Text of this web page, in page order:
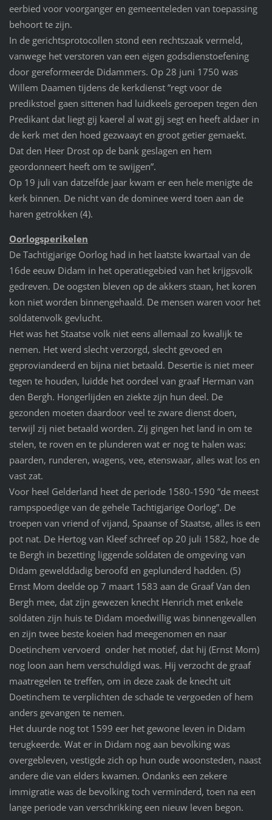
eerbied voor voorganger en gemeenteleden van toepassing
behoort te zijn.
In de gerichtsprotocollen stond een rechtszaak vermeld,
vanwege het verstoren van een eigen godsdienstoefening
door gereformeerde Didammers. Op 28 juni 1750 was
Willem Daamen tijdens de kerkdienst ”regt voor de
predikstoel gaen sittenen had luidkeels geroepen tegen den
Predikant dat liegt gij kaerel al wat gij segt en heeft aldaer in
de kerk met den hoed gezwaayt en groot getier gemaekt.
Dat den Heer Drost op de bank geslagen en hem
geordonneert heeft om te swijgen”.
Op 19 juli van datzelfde jaar kwam er een hele menigte de
kerk binnen. De nicht van de dominee werd toen aan de
haren getrokken (4).
Oorlogsperikelen
De Tachtigjarige Oorlog had in het laatste kwartaal van de
16de eeuw Didam in het operatiegebied van het krijgsvolk
gedreven. De oogsten bleven op de akkers staan, het koren
kon niet worden binnengehaald. De mensen waren voor het
soldatenvolk gevlucht.
Het was het Staatse volk niet eens allemaal zo kwalijk te
nemen. Het werd slecht verzorgd, slecht gevoed en
geproviandeerd en bijna niet betaald. Desertie is niet meer
tegen te houden, luidde het oordeel van graaf Herman van
den Bergh. Hongerlijden en ziekte zijn hun deel. De
gezonden moeten daardoor veel te zware dienst doen,
terwijl zij niet betaald worden. Zij gingen het land in om te
stelen, te roven en te plunderen wat er nog te halen was:
paarden, runderen, wagens, vee, etenswaar, alles wat los en
vast zat.
Voor heel Gelderland heet de periode 1580-1590 ”de meest
rampspoedige van de gehele Tachtigjarige Oorlog”. De
troepen van vriend of vijand, Spaanse of Staatse, alles is een
pot nat. De Hertog van Kleef schreef op 20 juli 1582, hoe de
te Bergh in bezetting liggende soldaten de omgeving van
Didam gewelddadig beroofd en geplunderd hadden. (5)
Ernst Mom deelde op 7 maart 1583 aan de Graaf Van den
Bergh mee, dat zijn gewezen knecht Henrich met enkele
soldaten zijn huis te Didam moedwillig was binnengevallen
en zijn twee beste koeien had meegenomen en naar
Doetinchem vervoerd onder het motief, dat hij (Ernst Mom)
nog loon aan hem verschuldigd was. Hij verzocht de graaf
maatregelen te treffen, om in deze zaak de knecht uit
Doetinchem te verplichten de schade te vergoeden of hem
anders gevangen te nemen.
Het duurde nog tot 1599 eer het gewone leven in Didam
terugkeerde. Wat er in Didam nog aan bevolking was
overgebleven, vestigde zich op hun oude woonsteden, naast
andere die van elders kwamen. Ondanks een zekere
immigratie was de bevolking toch verminderd, toen na een
lange periode van verschrikking een nieuw leven begon.